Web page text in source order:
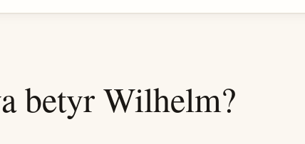
betyrWilhelm?